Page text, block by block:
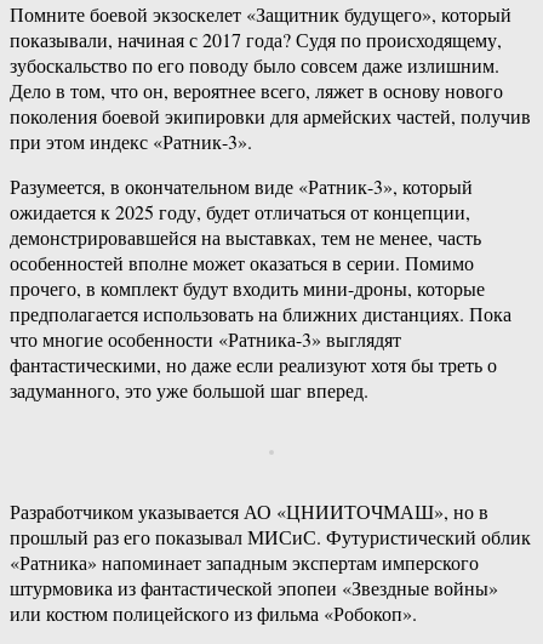
Помните боевой экзоскелет «Защитник будущего», который
показывали, начиная с 2017 года? Судя по происходящему,
зубоскальство по его поводу было совсем даже излишним.
Дело в том, что он, вероятнее всего, ляжет в основу нового
поколения боевой экипировки для армейских частей, получив
при этом индекс «Ратник-3».
Разумеется, в окончательном виде «Ратник-3», который
ожидается к 2025 году, будет отличаться от концепции,
демонстрировавшейся на выставках, тем не менее, часть
особенностей вполне может оказаться в серии. Помимо
прочего, в комплект будут входить мини-дроны, которые
предполагается использовать на ближних дистанциях. Пока
что многие особенности «Ратника-3» выглядят
фантастическими, но даже если реализуют хотя бы треть о
задуманного, это уже большой шаг вперед.
Разработчиком указывается АО «ЦНИИТОЧМАШ», но в
прошлый раз его показывал МИСиС. Футуристический облик
«Ратника» напоминает западным экспертам имперского
штурмовика из фантастической эпопеи «Звездные войны»
или костюм полицейского из фильма «Робокоп».